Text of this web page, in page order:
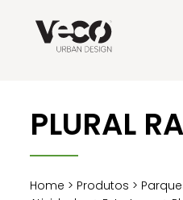
PLURAL
Home > Produtos >